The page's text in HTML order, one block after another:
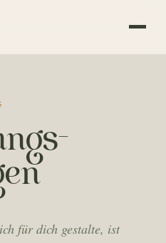
für dich gestalte, ist